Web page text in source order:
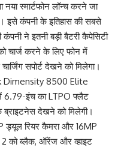
स्मार्टफोन लॉन्च करने जा
इसे कंपनी के इतिहास की सबसे
ने इतनी बड़ी बैटरी कैपेसिटी
चार्ज करने के लिए फोन में
सपोर्ट देखने को मिलेगा।
Dimensity 8500 Elite
इंच का LTPO फ्लैट
ब्राइटनेस देखने को मिलेगी।
ड्यूल रियर कैमरा और 16MP
2 को ब्लैक, ऑरेंज और व्हाइट